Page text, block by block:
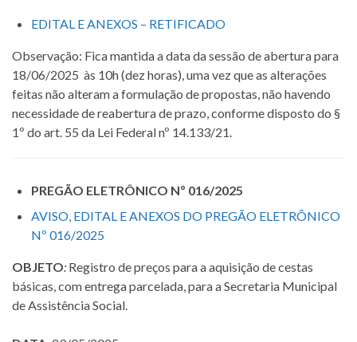
EDITAL E ANEXOS – RETIFICADO
Observação: Fica mantida a data da sessão de abertura para
18/06/2025 às 10h (dez horas), uma vez que as alterações
feitas não alteram a formulação de propostas, não havendo
necessidade de reabertura de prazo, conforme disposto do §
1º do art. 55 da Lei Federal nº 14.133/21.
PREGÃO ELETRÔNICO Nº 016/2025
AVISO, EDITAL E ANEXOS DO PREGÃO ELETRÔNICO
Nº 016/2025
OBJETO: Registro de preços para a aquisição de cestas
básicas, com entrega parcelada, para a Secretaria Municipal
de Assistência Social.